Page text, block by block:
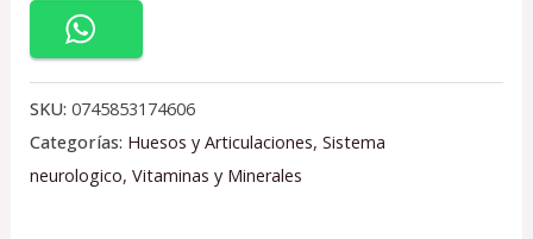
SKU: 0745853174606
Categorías: Huesos y Articulaciones, Sistema
neurologico, Vitaminas y Minerales